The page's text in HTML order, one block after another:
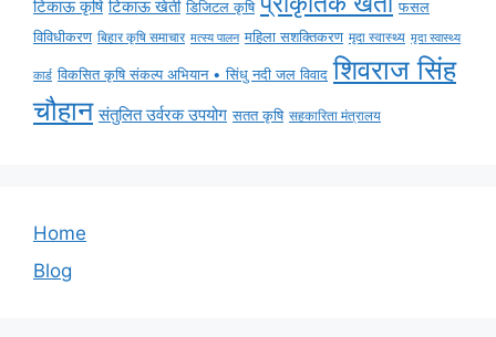
टिकाऊ कृषि टिकाऊ खेती डिजिटल कृषि
फसल
विविधीकरण बिहार कृषि समाचार मत्स्य पालन महिला सशक्तिकरण मृदा स्वास्थ्य मृदा स्वास्थ्य
कार्ड विकसित कृषि संकल्प अभियान • सिंधु नदी जल विवाद शिवराज सिंह
चौहान संतुलित उर्वरक उपयोग सतत कृषि सहकारिता मंत्रालय
Home
Blog